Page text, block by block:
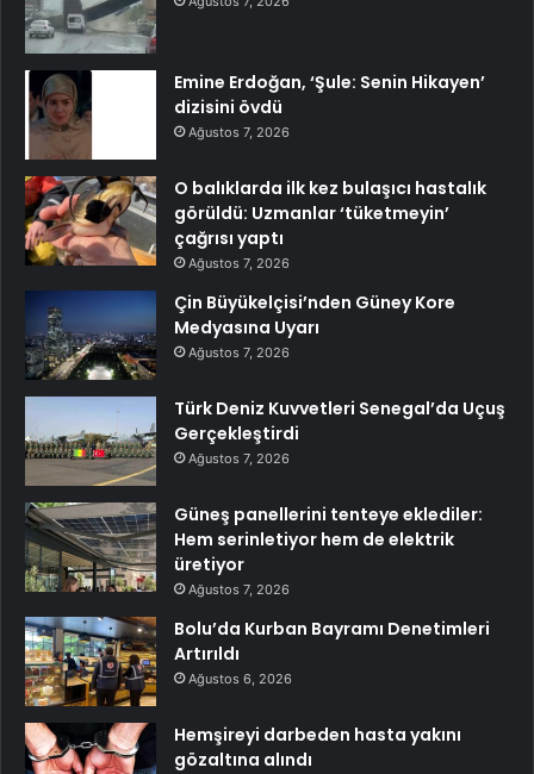
Emine Erdoğan, ‘Şule: Senin Hikayen’
dizisini övdü
Ağustos 7, 2026
O balıklarda ilk kez bulaşıcı hastalık
görüldü: Uzmanlar ‘tüketmeyin’
çağrısı yaptı
Ağustos 7, 2026
Çin Büyükelçisi’nden Güney Kore
Medyasına Uyarı
Ağustos 7, 2026
Türk Deniz Kuvvetleri Senegal’da Uçuş
Gerçekleştirdi
Ağustos 7, 2026
Güneş panellerini tenteye eklediler:
Hem serinletiyor hem de elektrik
üretiyor
Ağustos 7, 2026
Bolu’da Kurban Bayramı Denetimleri
Artırıldı
Ağustos 6, 2026
Hemşireyi darbeden hasta yakını
gözaltına alındı